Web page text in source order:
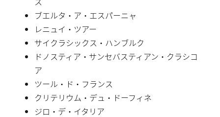
ブエルタ・ア・エスパーニャ
レニュイ・ツアー
サイクラシックス・ハンブルク
ドノスティア・サンセバスティアン・クラシコ
ア
ツール・ド・フランス
クリテリウム・デュ・ドーフィネ
ジロ・デ・イタリア